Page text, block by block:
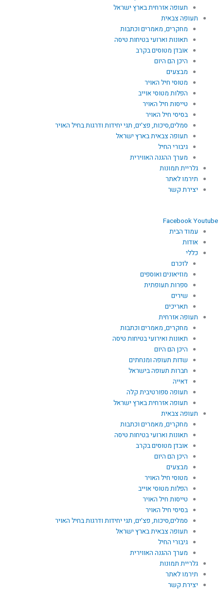
תעופה אזרחית בארץ ישראל
תעופה צבאית
מחקרים, מאמרים וכתבות
תאונות וארועי בטיחות טיסה
אובדן מטוסים בקרב
היכן הם היום
מבצעים
מטוסי חיל האויר
הפלות מטוסי אוייב
טייסות חיל האויר
בסיסי חיל האויר
סמלים,סיכות, פצ'ים, תגי יחידות ודרגות בחיל האויר
תעופה צבאית בארץ ישראל
גיבורי החיל
מערך ההגנה האווירית
גלריית תמונות
תירמו לאתר
יצירת קשר
FacebookYoutube
עמוד הבית
אודות
כללי
לזכרם
מוזיאונים ואוספים
ספרות תעופתית
שירים
תאריכים
תעופה אזרחית
מחקרים, מאמרים וכתבות
תאונות ואירועי בטיחות טיסה
היכן הם היום
שדות תעופה ומנחתים
חברות תעופה בישראל
דאייה
תעופה ספורטיבית קלה
תעופה אזרחית בארץ ישראל
תעופה צבאית
מחקרים, מאמרים וכתבות
תאונות וארועי בטיחות טיסה
אובדן מטוסים בקרב
היכן הם היום
מבצעים
מטוסי חיל האויר
הפלות מטוסי אוייב
טייסות חיל האויר
בסיסי חיל האויר
סמלים,סיכות, פצ'ים, תגי יחידות ודרגות בחיל האויר
תעופה צבאית בארץ ישראל
גיבורי החיל
מערך ההגנה האווירית
גלריית תמונות
תירמו לאתר
יצירת קשר